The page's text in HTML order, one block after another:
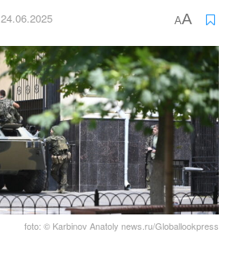
24.06.2025 AA
foto: © Karbinov Anatoly news.ru/Globallookpress